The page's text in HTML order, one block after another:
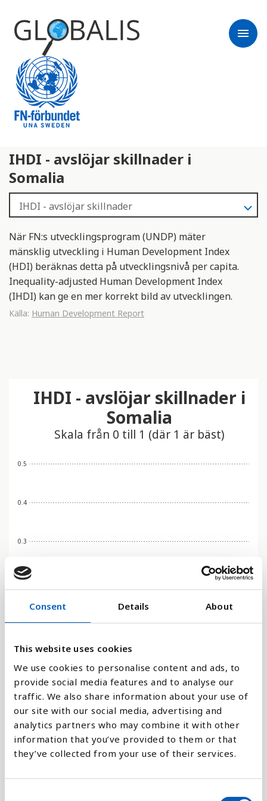
Consent Details About
This website uses cookies
We use cookies to personalise content and ads, to
provide social media features and to analyse our
traffic. We also share information about your use of
our site with our social media, advertising and
analytics partners who may combine it with other
information that you’ve provided to them or that
they’ve collected from your use of their services.
menu
IHDI - avslöjar skillnader i
Somalia
När FN:s utvecklingsprogram (UNDP) mäter
mänsklig utveckling i Human Development Index
(HDI) beräknas detta på utvecklingsnivå per capita.
Inequality-adjusted Human Development Index
(IHDI) kan ge en mer korrekt bild av utvecklingen.
Källa: Human Development Report
0.2
0.3
0.4
0.5
2023
IHDI - avslöjar skillnader i
Somalia
Skala från 0 till 1 (där 1 är bäst)
Stapeldiagram
Linje
Platt